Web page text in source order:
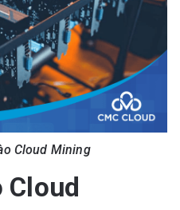
Cloud Mining
Cloud